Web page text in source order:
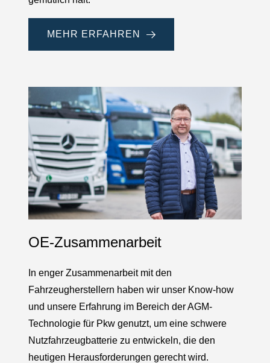
MEHR ERFAHREN
OE-Zusammenarbeit
In enger Zusammenarbeit mit den
Fahrzeugherstellern haben wir unser Know-how
und unsere Erfahrung im Bereich der AGM-
Technologie für Pkw genutzt, um eine schwere
Nutzfahrzeugbatterie zu entwickeln, die den
heutigen Herausforderungen gerecht wird.